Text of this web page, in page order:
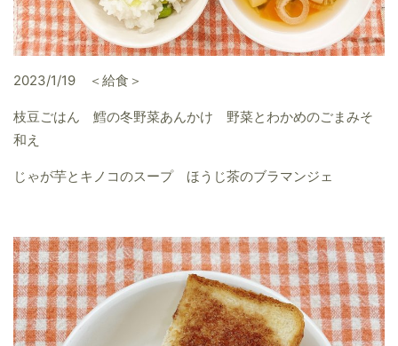
2023/1/19 ＜給食＞
枝豆ごはん 鱈の冬野菜あんかけ 野菜とわかめのごまみそ
和え
じゃが芋とキノコのスープ ほうじ茶のブラマンジェ